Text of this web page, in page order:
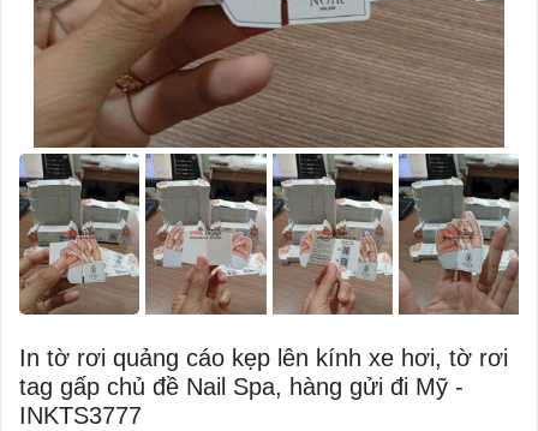
In tờ rơi quảng cáo kẹp lên kính xe hơi, tờ rơi
tag gấp chủ đề Nail Spa, hàng gửi đi Mỹ -
INKTS3777